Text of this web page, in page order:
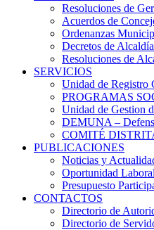
Resoluciones de
Acuerdos de
Ordenanzas
Decretos de Alcaldía
Resoluciones de
SERVICIOS
Unidad de Registro
PROGRAMAS
Unidad de Gestion
DEMUNA –
COMITÉ
PUBLICACIONES
Noticias y
Oportunidad
Presupuesto
CONTACTOS
Directorio de
Directorio de